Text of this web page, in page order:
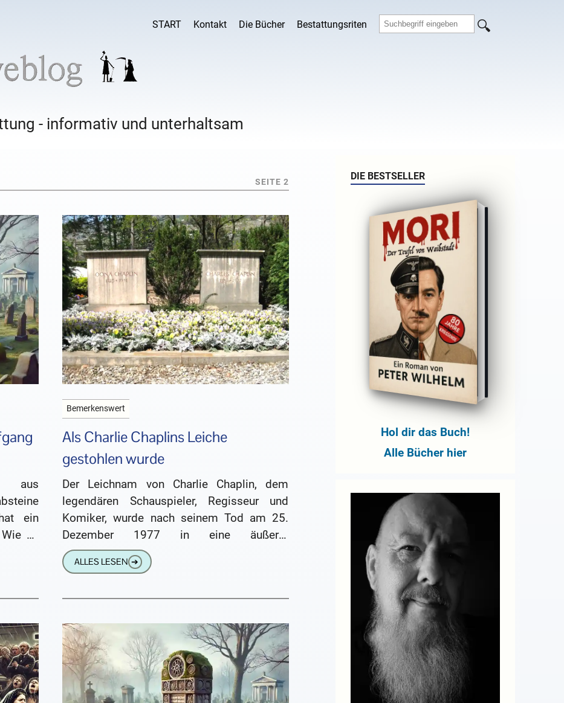
START Kontakt Die Bücher Bestattungsriten
- informativ und unterhaltsam
SEITE 2
aus
ein
es
ganz
Bemerkenswert
Als Charlie Chaplins Leiche
gestohlen wurde
Der Leichnam von Charlie Chaplin, dem
legendären Schauspieler, Regisseur und
Komiker, wurde nach seinem Tod am 25.
Dezember 1977 in eine äußerst
ungewöhnliche und spektakuläre Geschichte
verwickelt: Er wurde gestohlen.
ALLES LESEN ➔
DIE BESTSELLER
Hol dir das Buch!
Alle Bücher hier